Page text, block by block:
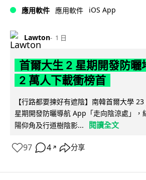
應用軟件 應用軟件 iOS App
Lawton 1 日
首爾大生 2 星期開發防曬
2 萬人下載衝榜首
【行路都要揀好有遮陰】南韓首爾大學
星期開發防曬導航 App「走向陰涼處」，
陽仰角及行道樹陰影...
閱讀全文
97 4 ↗ 分享